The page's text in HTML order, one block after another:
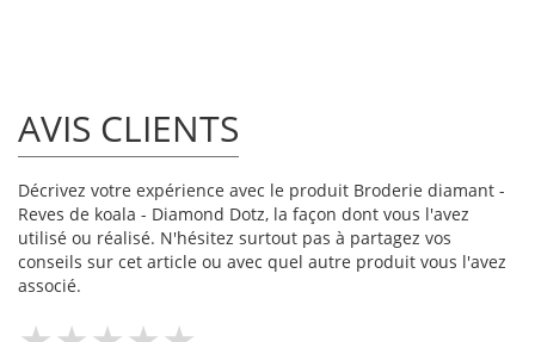
AVIS CLIENTS
Décrivez votre expérience avec le produit Broderie diamant -
Reves de koala - Diamond Dotz, la façon dont vous l'avez
utilisé ou réalisé. N'hésitez surtout pas à partagez vos
conseils sur cet article ou avec quel autre produit vous l'avez
associé.